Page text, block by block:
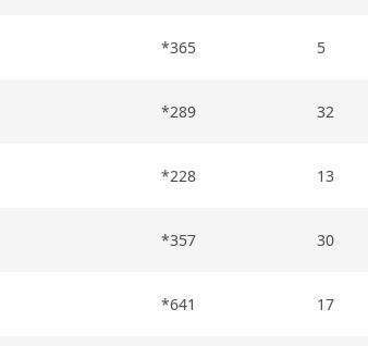
*365 5
*289 32
*228 13
*357 30
*641 17